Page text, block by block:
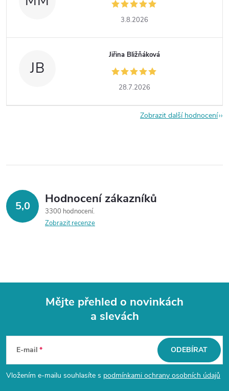
3.8.2026
JB
Jiřina Bližňáková
28.7.2026
Zobrazit další hodnocení
5,0 Hodnocení zákazníků
3300 hodnocení
Zobrazit recenze
p
Mějte přehled o novinkách
a slevách
E-mail
Vložením e-mailu souhlasíte s podmínkami ochrany osobních údajů
ODEBÍRAT